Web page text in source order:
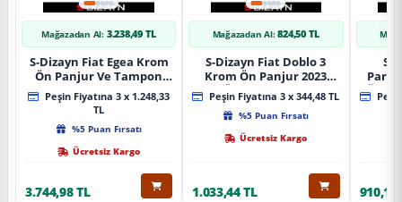
Mağazadan Al: 3.238,49 TL
S-Dizayn Fiat Egea Krom
Ön Panjur Ve Tampon
Çıta Seti Diamond Model
22 Prç. 2020 Üzeri (Parlak
Peşin Fiyatına 3 x 1.248,33
TL
%5 Puan Fırsatı
Ücretsiz Kargo
3.744,98 TL
Mağazadan Al: 824,50 TL
S-Dizayn Fiat Doblo 3
Krom Ön Panjur 2023
Üzeri A+ Kalite
Peşin Fiyatına 3 x 344,48 TL
%5 Puan Fırsatı
Ücretsiz Kargo
1.033,44 TL
S-
Ön
910,16